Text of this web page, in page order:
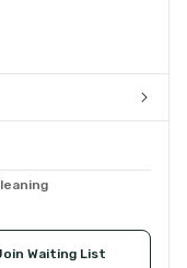
Waiting List